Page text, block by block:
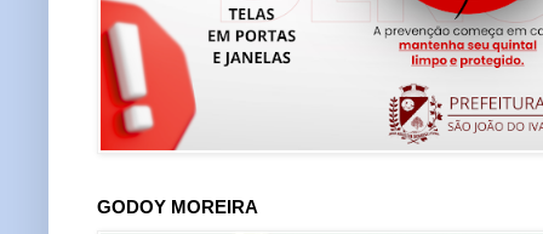
GODOY MOREIRA